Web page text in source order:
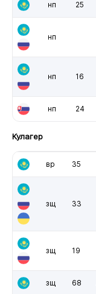
нп 25
нп
нп 16
нп 24
Кулагер
вр 35
зщ 33
зщ 19
зщ 68